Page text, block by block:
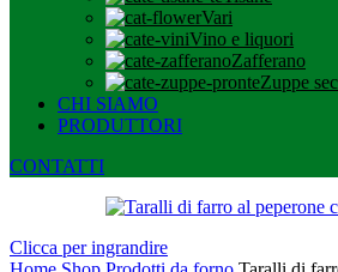
Vari
Vino e liquori
Zafferano
Zuppe
CHI SIAMO
PRODUTTORI
CONTATTI
Clicca per ingrandire